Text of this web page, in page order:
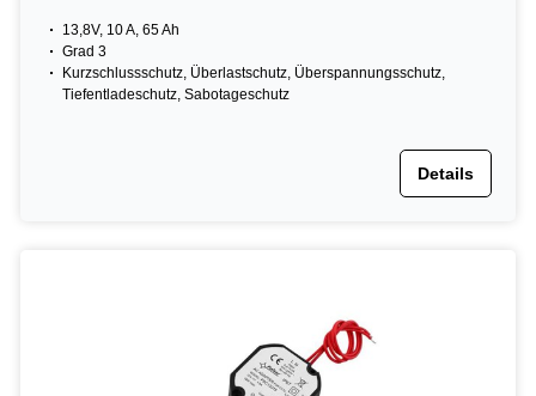
13,8V, 10 A, 65 Ah
Grad 3
Kurzschlussschutz, Überlastschutz, Überspannungsschutz,
Tiefentladeschutz, Sabotageschutz
Details